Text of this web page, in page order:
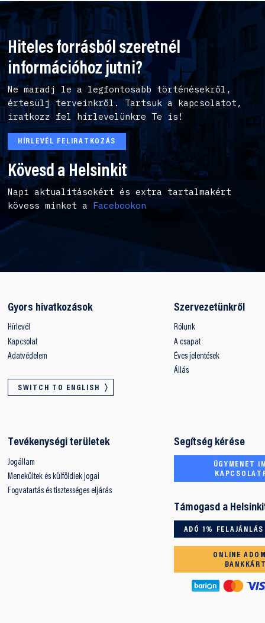
Hiteles forrásból szeretnél
információhoz jutni?
Ne maradj le a legfontosabb történésekről,
értesülj terveinkről. Tartsuk a kapcsolatot,
iratkozz fel hírlevelünkre Te is!
HÍRLEVÉL FELIRATKOZÁS
Kövesd a Helsinkit
Napi aktualitásokért és extra tartalmakért
kövess minket a Facebookon
Gyors hivatkozások
Hírlevél
Kapcsolat
Adatvédelem
SWITCH TO ENGLISH
Szervezetünkről
Rólunk
A csapat
Éves jelentések
Állás
Tevékenységi területek
Jogállam
Menekültek és külföldiek jogai
Fogvatartás és tisztességes eljárás
Segítség kérése
ÜGYMENET
Támogasd a
ADÓ 1% FELAJÁNLÁS
ONLINE